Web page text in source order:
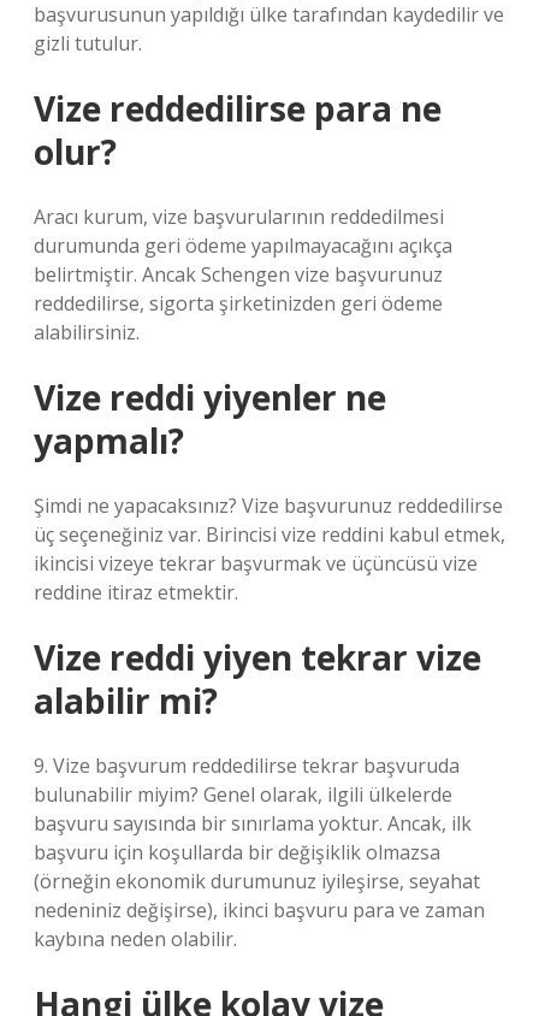
başvurusunun yapıldığı ülke tarafından kaydedilir ve
gizli tutulur.
Vize reddedilirse para ne
olur?
Aracı kurum, vize başvurularının reddedilmesi
durumunda geri ödeme yapılmayacağını açıkça
belirtmiştir. Ancak Schengen vize başvurunuz
reddedilirse, sigorta şirketinizden geri ödeme
alabilirsiniz.
Vize reddi yiyenler ne
yapmalı?
Şimdi ne yapacaksınız? Vize başvurunuz reddedilirse
üç seçeneğiniz var. Birincisi vize reddini kabul etmek,
ikincisi vizeye tekrar başvurmak ve üçüncüsü vize
reddine itiraz etmektir.
Vize reddi yiyen tekrar vize
alabilir mi?
9. Vize başvurum reddedilirse tekrar başvuruda
bulunabilir miyim? Genel olarak, ilgili ülkelerde
başvuru sayısında bir sınırlama yoktur. Ancak, ilk
başvuru için koşullarda bir değişiklik olmazsa
(örneğin ekonomik durumunuz iyileşirse, seyahat
nedeniniz değişirse), ikinci başvuru para ve zaman
kaybına neden olabilir.
Hangi ülke kolay vize